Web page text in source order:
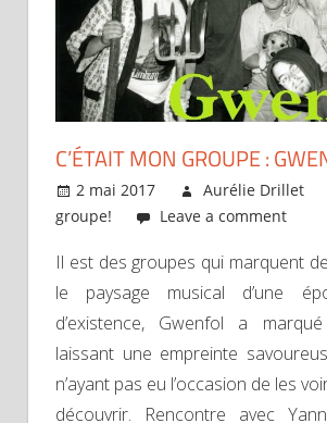
C’ÉTAIT MON GROUPE :
2 mai 2017 Aurélie Drillet
groupe!
Leave a comment
Il est des groupes qui marquent
le paysage musical d’une
d’existence, Gwenfol a
laissant une empreinte
n’ayant pas eu l’occasion de les
découvrir. Rencontre avec